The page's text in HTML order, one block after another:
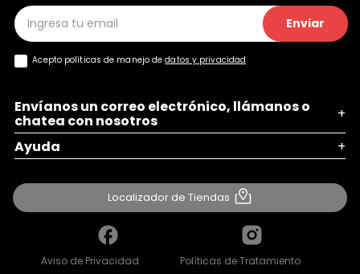
Enviar
Acepto políticas de manejo dedatos y privacidad
Envíanos un correo electrónico, llámanos o
chatea con nosotros
+
Ayuda
+
Localizador de Tiendas
Aviso de Privacidad Políticas de Tratamiento